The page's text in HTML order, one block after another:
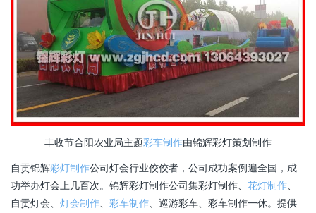
丰收节合阳农业局主题彩车制作由锦辉彩灯策划制作
自贡锦辉彩灯制作公司灯会行业佼佼者，公司成功案例遍全国，成
功举办灯会上几百次。锦辉彩灯制作公司集彩灯制作、 花灯制作、
自贡灯会、 灯会制作、 彩车制作、巡游彩车、彩车制作一休。提供